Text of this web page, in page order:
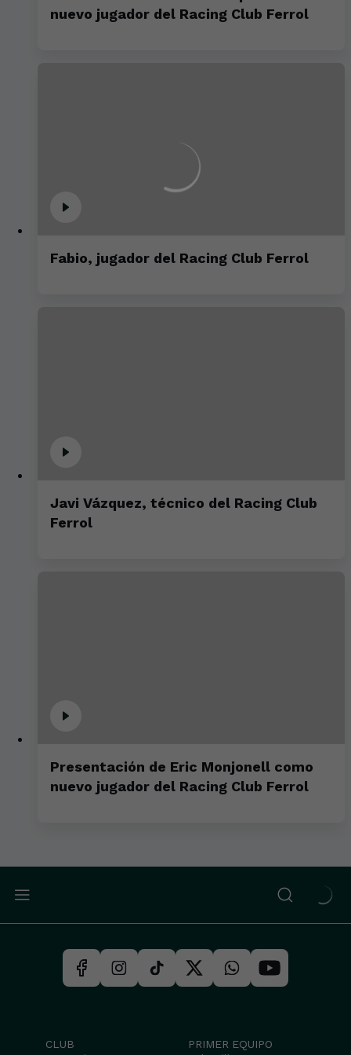
nuevo jugador del Racing Club Ferrol
Fabio, jugador del Racing Club Ferrol
Javi Vázquez, técnico del Racing Club
Ferrol
Presentación de Eric Monjonell como
nuevo jugador del Racing Club Ferrol
CLUB
PRIMER EQUIPO